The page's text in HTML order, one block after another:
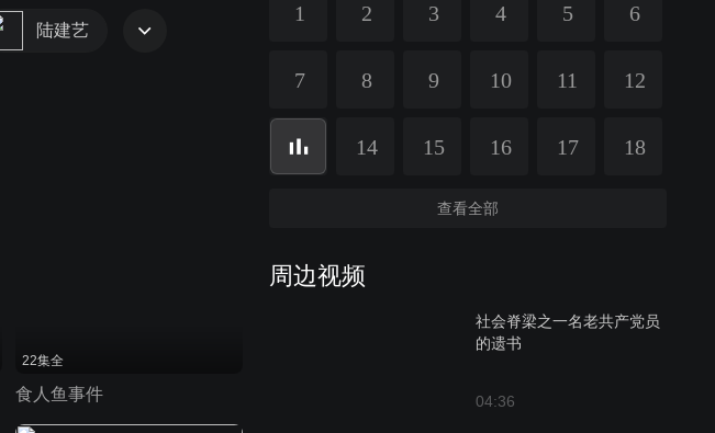
1 2 3 4 5 6
7 8 9 10 11 12
14 15 16 17 18
查看全部
周边视频
社会脊梁之一名老共产党员
的遗书
04:36
陆建艺
22集全
食人鱼事件